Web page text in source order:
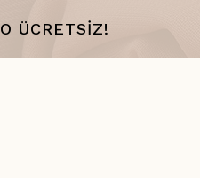
ÜCRETSİZ!